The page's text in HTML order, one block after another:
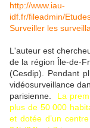
http://www.iau-
idf.fr/fileadmin/
Surveiller les
L'auteur est
de la région Île-de-
(Cesdip). Pendant
vidéosurveillance
parisienne. La
plus de 50 000
et dotée d’un